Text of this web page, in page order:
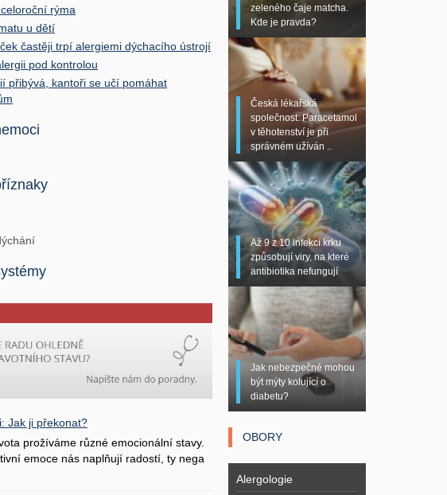
rýma
u dětí
častěji trpí alergiemi dýchacího ústrojí
pod kontrolou
přibývá, kantoři se učí pomáhat
Jak ji překonat?
prožíváme různé emocionální stavy.
emoce nás naplňují radostí, ty nega
zeleného čaje matcha.
Kde je pravda?
Česká lékařská
společnost: Paracetamol
v těhotenství je při
správném užíván ..
Až 9 z 10 infekcí krku
způsobují viry, na které
antibiotika nefungují
Jak nebezpečné mohou
být mýty kolující o
diabetu?
OBORY
Alergologie